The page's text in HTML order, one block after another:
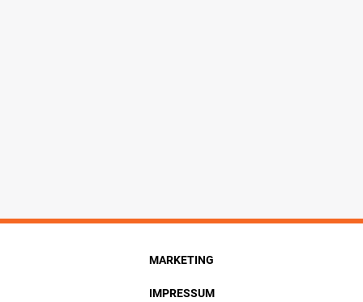
MARKETING
IMPRESSUM